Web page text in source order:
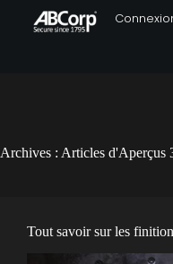
Archives : Articles d'Aperçus
Tout savoir sur les